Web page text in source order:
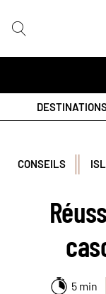
CONSEILS
5 min